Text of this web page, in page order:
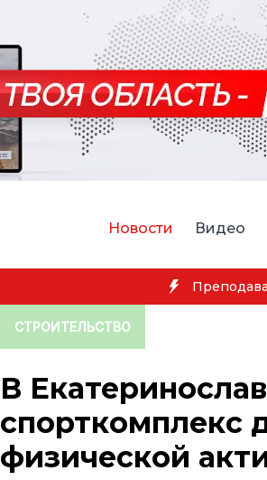
Новости Видео
СТРОИТЕЛЬСТВО
В
спорткомплекс
физической